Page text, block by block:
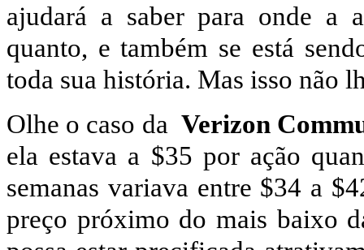
ajudará a saber para onde a
quanto, e também se está
toda sua história. Mas isso não
Olhe o caso da Verizon
ela estava a $35 por ação
semanas variava entre $34 a
preço próximo do mais baixo